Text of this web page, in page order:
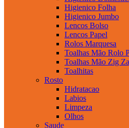
Higienico Folha
Higienico Jumbo
Lencos Bolso
Lencos Papel
Rolos Marquesa
Toalhas Mão Rolo
Toalhas Mão Zig
Toalhitas
Rosto
Hidratacao
Labios
Limpeza
Olhos
Saude